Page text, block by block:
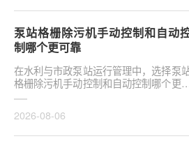
泵站格栅除污机手动控制和自动
制哪个更可靠
在水利与市政泵站运行管理中，选择泵
格栅除污机手动控制和自动控制哪个更
靠，往往是项目决策的关键环节。这并非
2026-08-06